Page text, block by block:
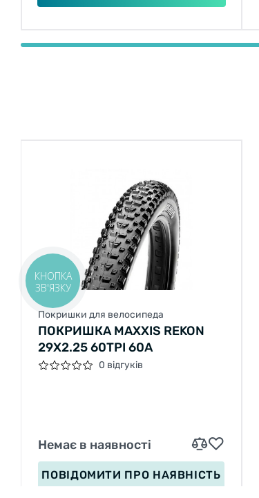
Покришки для велосипеда
ПОКРИШКА MAXXIS REKON
29X2.25 60TPI 60A
0 відгуків
Немає в наявності
ПОВІДОМИТИ ПРО НАЯВНІСТЬ
КНОПКА
ЗВ'ЯЗКУ